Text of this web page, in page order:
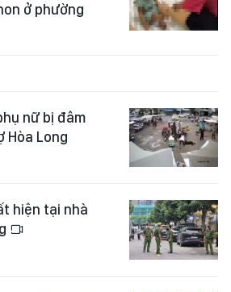
ở phường
nữ bị đâm
Hòa Long
hiện tại nhà